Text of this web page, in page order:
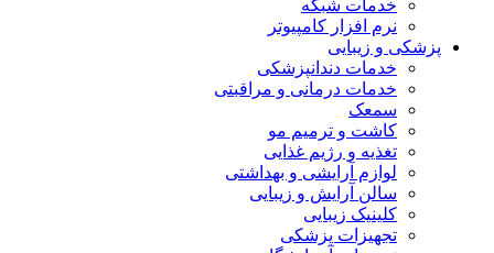
خدمات شبکه
نرم افزار کامپیوتر
پزشکی و زیبایی
خدمات دندانپزشکی
خدمات درمانی و مراقبتی
سمعک
کاشت و ترمیم مو
تغذیه و رژیم غذایی
لوازم آرایشی و بهداشتی
سالن آرایش و زیبایی
کلینیک زیبایی
تجهیزات پزشکی